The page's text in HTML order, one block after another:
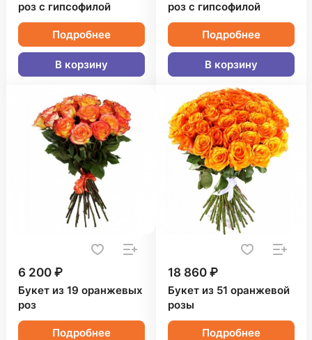
роз с гипсофилой
Подробнее
В корзину
роз с гипсофилой
Подробнее
В корзину
6 200 ₽
Букет из 19 оранжевых
роз
Подробнее
18 860 ₽
Букет из 51 оранжевой
розы
Подробнее